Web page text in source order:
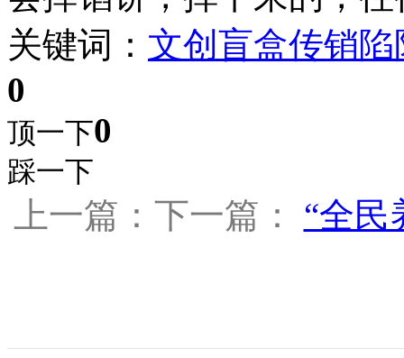
关键词： 文创盲盒传销陷
0
顶一下0
踩一下
上一篇：下一篇： “全民